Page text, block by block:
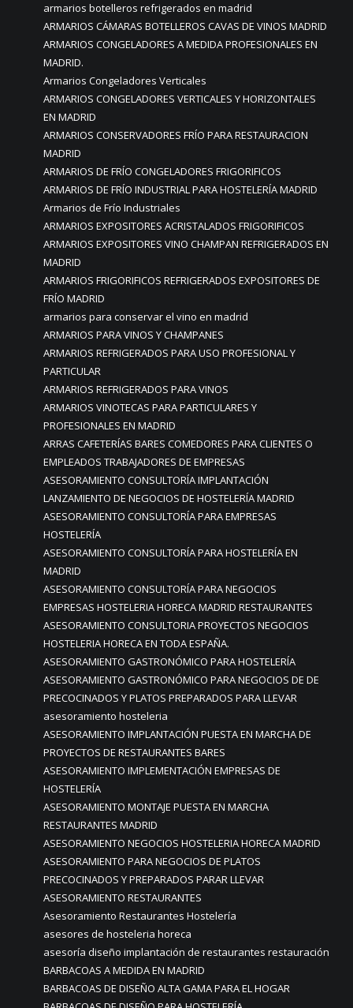
armarios botelleros refrigerados en madrid
ARMARIOS CÁMARAS BOTELLEROS CAVAS DE VINOS MADRID
ARMARIOS CONGELADORES A MEDIDA PROFESIONALES EN
MADRID.
Armarios Congeladores Verticales
ARMARIOS CONGELADORES VERTICALES Y HORIZONTALES
EN MADRID
ARMARIOS CONSERVADORES FRÍO PARA RESTAURACION
MADRID
ARMARIOS DE FRÍO CONGELADORES FRIGORIFICOS
ARMARIOS DE FRÍO INDUSTRIAL PARA HOSTELERÍA MADRID
Armarios de Frío Industriales
ARMARIOS EXPOSITORES ACRISTALADOS FRIGORIFICOS
ARMARIOS EXPOSITORES VINO CHAMPAN REFRIGERADOS EN
MADRID
ARMARIOS FRIGORIFICOS REFRIGERADOS EXPOSITORES DE
FRÍO MADRID
armarios para conservar el vino en madrid
ARMARIOS PARA VINOS Y CHAMPANES
ARMARIOS REFRIGERADOS PARA USO PROFESIONAL Y
PARTICULAR
ARMARIOS REFRIGERADOS PARA VINOS
ARMARIOS VINOTECAS PARA PARTICULARES Y
PROFESIONALES EN MADRID
ARRAS CAFETERÍAS BARES COMEDORES PARA CLIENTES O
EMPLEADOS TRABAJADORES DE EMPRESAS
ASESORAMIENTO CONSULTORÍA IMPLANTACIÓN
LANZAMIENTO DE NEGOCIOS DE HOSTELERÍA MADRID
ASESORAMIENTO CONSULTORÍA PARA EMPRESAS
HOSTELERÍA
ASESORAMIENTO CONSULTORÍA PARA HOSTELERÍA EN
MADRID
ASESORAMIENTO CONSULTORÍA PARA NEGOCIOS
EMPRESAS HOSTELERIA HORECA MADRID RESTAURANTES
ASESORAMIENTO CONSULTORIA PROYECTOS NEGOCIOS
HOSTELERIA HORECA EN TODA ESPAÑA.
ASESORAMIENTO GASTRONÓMICO PARA HOSTELERÍA
ASESORAMIENTO GASTRONÓMICO PARA NEGOCIOS DE DE
PRECOCINADOS Y PLATOS PREPARADOS PARA LLEVAR
asesoramiento hosteleria
ASESORAMIENTO IMPLANTACIÓN PUESTA EN MARCHA DE
PROYECTOS DE RESTAURANTES BARES
ASESORAMIENTO IMPLEMENTACIÓN EMPRESAS DE
HOSTELERÍA
ASESORAMIENTO MONTAJE PUESTA EN MARCHA
RESTAURANTES MADRID
ASESORAMIENTO NEGOCIOS HOSTELERIA HORECA MADRID
ASESORAMIENTO PARA NEGOCIOS DE PLATOS
PRECOCINADOS Y PREPARADOS PARAR LLEVAR
ASESORAMIENTO RESTAURANTES
Asesoramiento Restaurantes Hostelería
asesores de hosteleria horeca
asesoría diseño implantación de restaurantes restauración
BARBACOAS A MEDIDA EN MADRID
BARBACOAS DE DISEÑO ALTA GAMA PARA EL HOGAR